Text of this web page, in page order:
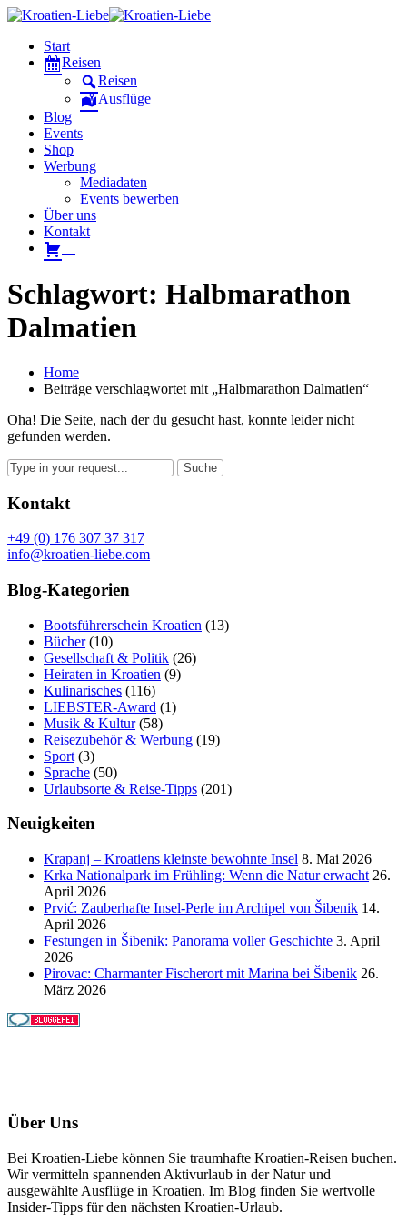
Start
Reisen
Reisen
Ausflüge
Blog
Events
Shop
Werbung
Mediadaten
Events bewerben
Über uns
Kontakt
Schlagwort: Halbmarathon
Dalmatien
Home
Beiträge verschlagwortet mit „Halbmarathon Dalmatien“
Oha! Die Seite, nach der du gesucht hast, konnte leider nicht
gefunden werden.
Kontakt
+49 (0) 176 307 37 317
info@kroatien-liebe.com
Blog-Kategorien
Bootsführerschein Kroatien (13)
Bücher(10)
Gesellschaft & Politik (26)
Heiraten in Kroatien (9)
Kulinarisches (116)
LIEBSTER-Award (1)
Musik & Kultur(58)
Reisezubehör & Werbung (19)
Sport (3)
Sprache (50)
Urlaubsorte & Reise-Tipps (201)
Neuigkeiten
Krapanj – Kroatiens kleinste bewohnte Insel 8. Mai 2026
Krka Nationalpark im Frühling: Wenn die Natur erwacht 26.
April 2026
Prvić: Zauberhafte Insel-Perle im Archipel von Šibenik 14.
April 2026
Festungen in Šibenik: Panorama voller Geschichte 3. April
2026
Pirovac: Charmanter Fischerort mit Marina bei Šibenik 26.
März 2026
Über Uns
Bei Kroatien-Liebe können Sie traumhafte Kroatien-Reisen buchen.
Wir vermitteln spannenden Aktivurlaub in der Natur und
ausgewählte Ausflüge in Kroatien. Im Blog finden Sie wertvolle
Insider-Tipps für den nächsten Kroatien-Urlaub.